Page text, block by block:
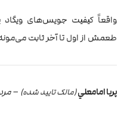
واقعاً کیفیت جویس‌های ویگاد
طعمش از اول تا آخر ثابت
پريا امامعلي(مالک تایید شده) –مرداد